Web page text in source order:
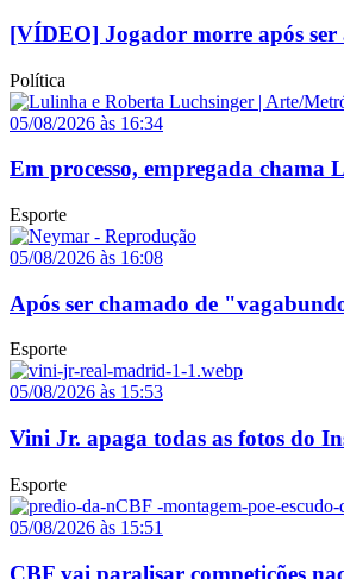
[VÍDEO] Jogador morre após
Política
05/08/2026 às 16:34
Em processo, empregada
Esporte
05/08/2026 às 16:08
Após ser chamado de
Esporte
05/08/2026 às 15:53
Vini Jr. apaga todas as fotos do
Esporte
05/08/2026 às 15:51
CBF vai paralisar competições